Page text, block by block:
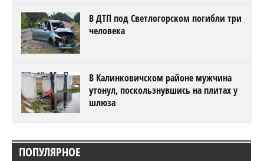
В ДТП под Светлогорском погибли три
человека
В Калинковичском районе мужчина
утонул, поскользнувшись на плитах у
шлюза
ПОПУЛЯРНОЕ